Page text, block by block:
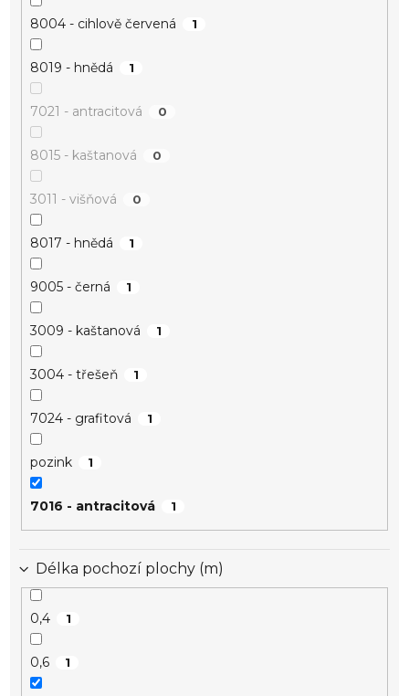
8004 - cihlově červená 1
8019 - hnědá 1
7021 - antracitová 0
8015 - kaštanová 0
3011 - višňová 0
8017 - hnědá 1
9005 - černá 1
3009 - kaštanová 1
3004 - třešeň 1
7024 - grafitová 1
pozink 1
7016 - antracitová 1
Délka pochozí plochy (m)
0,4 1
0,6 1